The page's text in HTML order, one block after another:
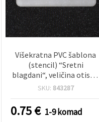
Višekratna PVC šablona
(stencil) “Sretni
blagdani“, veličina otiska:
9,5 x 3,5 cm
SKU: 843287
0.75€ 1-9 komad